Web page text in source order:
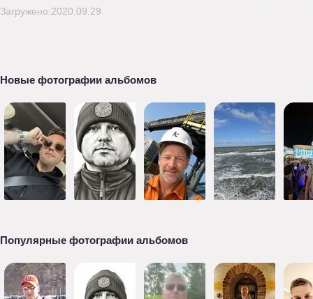
Загружено:2020.09.29
Новые фотографии альбомов
Популярные фотографии альбомов